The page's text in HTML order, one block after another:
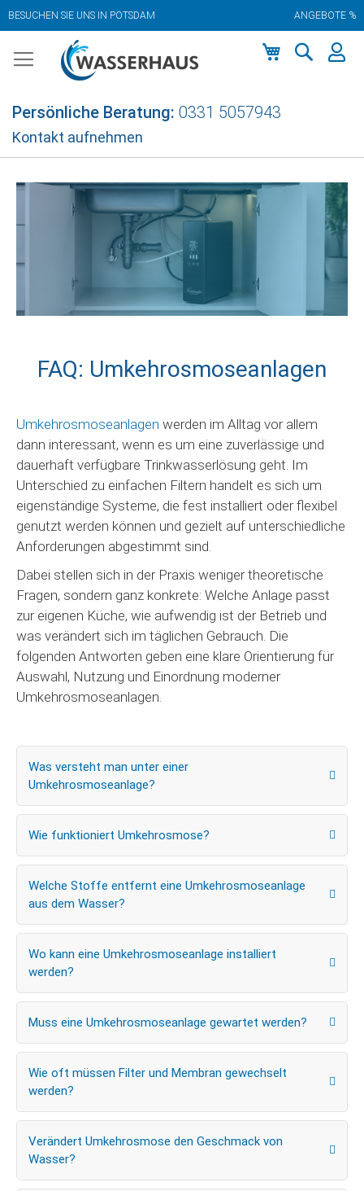
BESUCHEN SIE UNS IN POTSDAM ANGEBOTE %
Inhalt
Persönliche Beratung: 0331 5057943
Kontakt aufnehmen
FAQ: Umkehrosmoseanlagen
Umkehrosmoseanlagen werden im Alltag vor allem
dann interessant, wenn es um eine zuverlässige und
dauerhaft verfügbare Trinkwasserlösung geht. Im
Unterschied zu einfachen Filtern handelt es sich um
eigenständige Systeme, die fest installiert oder flexibel
genutzt werden können und gezielt auf unterschiedliche
Anforderungen abgestimmt sind.
Dabei stellen sich in der Praxis weniger theoretische
Fragen, sondern ganz konkrete: Welche Anlage passt
zur eigenen Küche, wie aufwendig ist der Betrieb und
was verändert sich im täglichen Gebrauch. Die
folgenden Antworten geben eine klare Orientierung für
Auswahl, Nutzung und Einordnung moderner
Umkehrosmoseanlagen.
Was versteht man unter einer
Umkehrosmoseanlage?
Wie funktioniert Umkehrosmose?
Welche Stoffe entfernt eine Umkehrosmoseanlage
aus dem Wasser?
Wo kann eine Umkehrosmoseanlage installiert
werden?
Muss eine Umkehrosmoseanlage gewartet werden?
Wie oft müssen Filter und Membran gewechselt
werden?
Verändert Umkehrosmose den Geschmack von
Wasser?